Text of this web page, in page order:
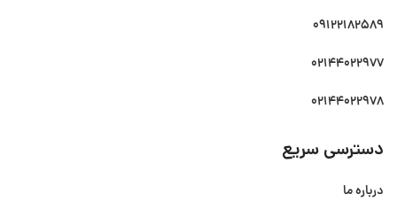
09122182589
02144022977
02144022978
دسترسی سریع
درباره ما